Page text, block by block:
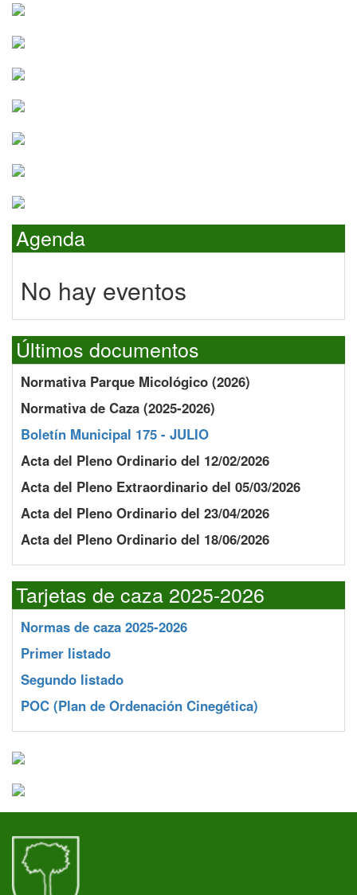
Agenda
No hay eventos
Últimos documentos
Normativa Parque Micológico (2026)
Normativa de Caza (2025-2026)
Boletín Municipal 175 - JULIO
Acta del Pleno Ordinario del 12/02/2026
Acta del Pleno Extraordinario del 05/03/2026
Acta del Pleno Ordinario del 23/04/2026
Acta del Pleno Ordinario del 18/06/2026
Tarjetas de caza 2025-2026
Normas de caza 2025-2026
Primer listado
Segundo listado
POC (Plan de Ordenación Cinegética)